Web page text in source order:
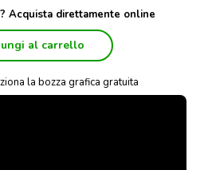
Acquista direttamente online
al carrello
la bozza grafica gratuita